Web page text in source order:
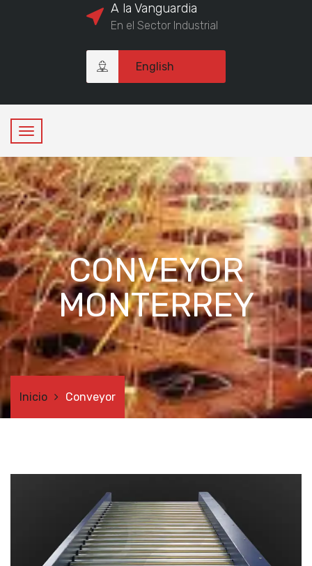
A la Vanguardia
En el Sector Industrial
English
CONVEYOR
MONTERREY
Inicio Conveyor